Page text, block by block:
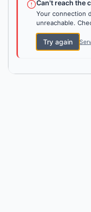
Can't reach the
Your connection
unreachable.
Try again